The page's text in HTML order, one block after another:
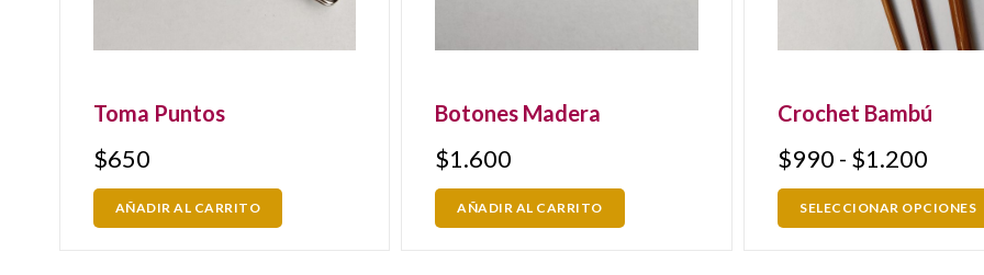
Toma Puntos
$650
AÑADIR AL CARRITO
Botones Madera
$1.600
AÑADIR AL CARRITO
Crochet Bambú
$990 - $1.200
SELECCIONAR OPCIONES